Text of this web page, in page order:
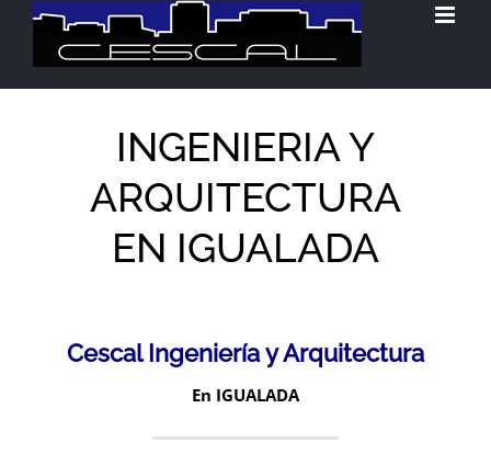
INGENIERIA Y
ARQUITECTURA
EN IGUALADA
Cescal Ingeniería y Arquitectura
En IGUALADA